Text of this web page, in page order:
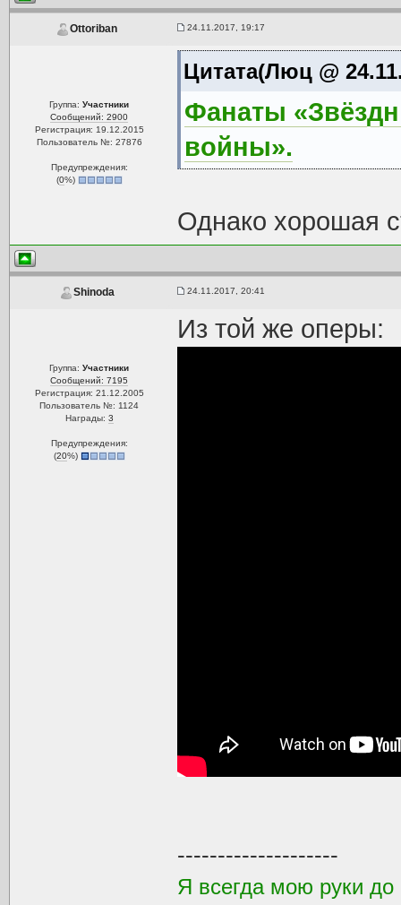
Ottoriban 24.11.2017, 19:17
Группа:Участники
Сообщений: 2900
Регистрация: 19.12.2015
Пользователь №: 27876
Предупреждения:
(0%)
Цитата(Люц @
Фанаты
войны».
Однако хорошая
Shinoda 24.11.2017, 20:41
Группа:Участники
Сообщений: 7195
Регистрация: 21.12.2005
Пользователь №: 1124
Награды: 3
Предупреждения:
(20%)
Из той же оперы:
--------------------
Я всегда мою руки